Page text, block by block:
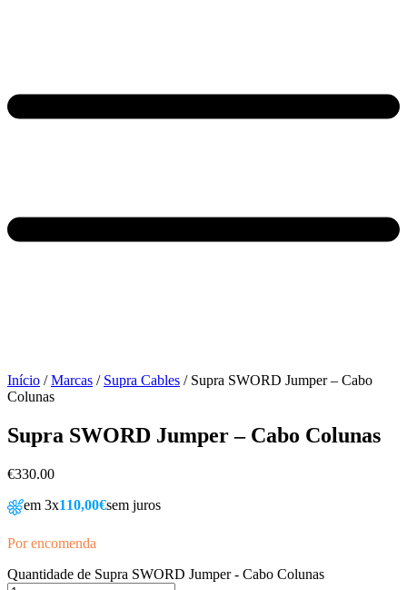
Início /Marcas / Supra Cables / Supra SWORD Jumper – Cabo
Colunas
Supra SWORD Jumper – Cabo Colunas
€330.00
em 3x110,00€sem juros
Por encomenda
Quantidade de Supra SWORD Jumper - Cabo Colunas